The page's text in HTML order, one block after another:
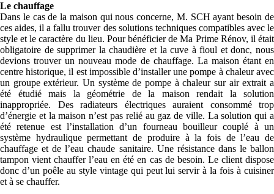
Le chauffage
Dans le cas de la maison qui nous concerne, M. SCH ayant besoin de
ces aides, il a fallu trouver des solutions techniques compatibles avec le
style et le caractère du lieu. Pour bénéficier de Ma Prime Rénov, il était
obligatoire de supprimer la chaudière et la cuve à fioul et donc, nous
devions trouver un nouveau mode de chauffage. La maison étant en
centre historique, il est impossible d’installer une pompe à chaleur avec
un groupe extérieur. Un système de pompe à chaleur sur air extrait a
été étudié mais la géométrie de la maison rendait la solution
inappropriée. Des radiateurs électriques auraient consommé trop
d’énergie et la maison n’est pas relié au gaz de ville. La solution qui a
été retenue est l’installation d’un fourneau bouilleur couplé à un
système hydraulique permettant de produire à la fois de l’eau de
chauffage et de l’eau chaude sanitaire. Une résistance dans le ballon
tampon vient chauffer l’eau en été en cas de besoin. Le client dispose
donc d’un poêle au style vintage qui peut lui servir à la fois à cuisiner
et à se chauffer.